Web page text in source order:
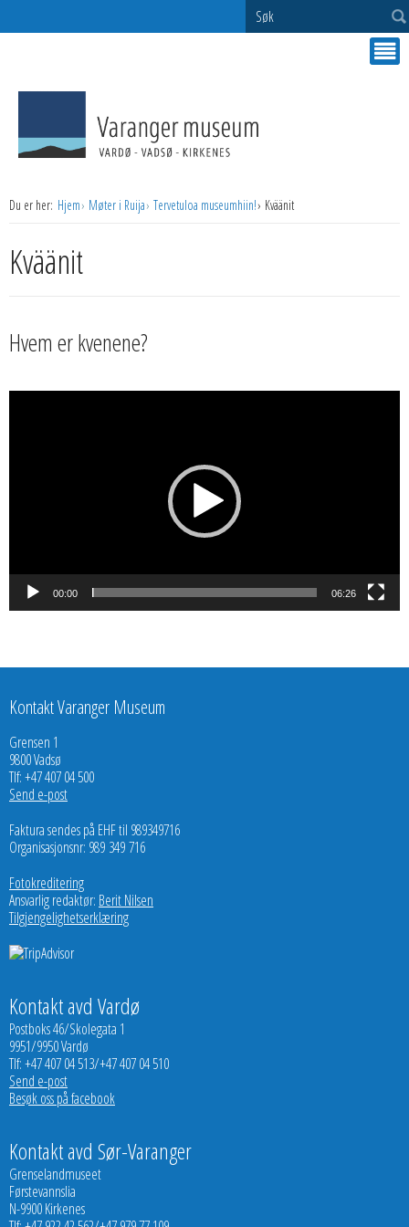
Søk
Du er her: Hjem Møter i Ruija Tervetuloa museumhiin! Kväänit
Kväänit
Hvem er kvenene?
00:00 06:26
Kontakt Varanger Museum
Grensen 1
9800 Vadsø
Tlf: +47 407 04 500
Send e-post
Faktura sendes på EHF til 989349716
Organisasjonsnr: 989 349 716
Fotokreditering
Ansvarlig redaktør: Berit Nilsen
Tilgjengelighetserklæring
Kontakt avd Vardø
Postboks 46/Skolegata 1
9951/9950 Vardø
Tlf: +47 407 04 513/+47 407 04 510
Send e-post
Besøk oss på facebook
Kontakt avd Sør-Varanger
Grenselandmuseet
Førstevannslia
N-9900 Kirkenes